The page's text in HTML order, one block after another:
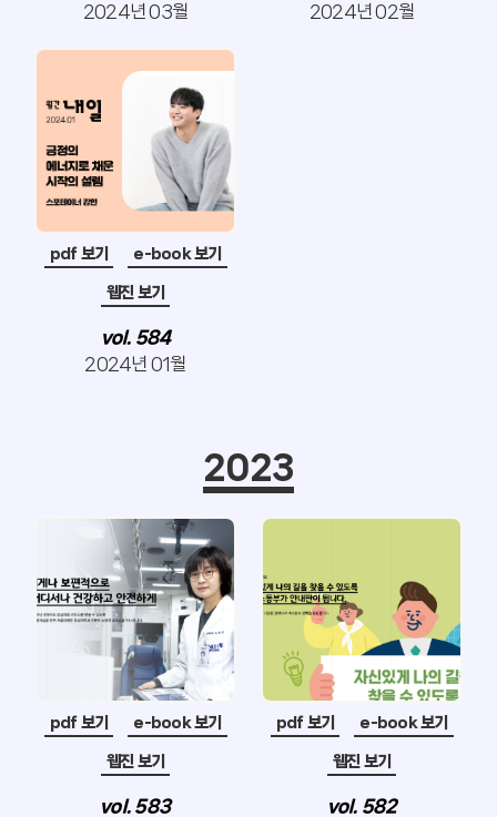
2024년 03월
2024년 02월
pdf 보기 e-book 보기
웹진 보기
vol. 584
2024년 01월
2023
pdf 보기 e-book 보기
웹진 보기
vol. 583
pdf 보기 e-book 보기
웹진 보기
vol. 582